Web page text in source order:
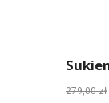
279,00zł